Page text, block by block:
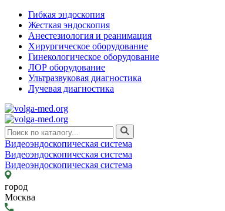
Гибкая эндоскопия
Жесткая эндоскопия
Анестезиология и реанимация
Хирургическое оборудование
Гинекологическое оборудование
ЛОР оборудование
Ультразвуковая диагностика
Лучевая диагностика
Видеоэндоскопическая система
Видеоэндоскопическая система
Видеоэндоскопическая система
город
Москва